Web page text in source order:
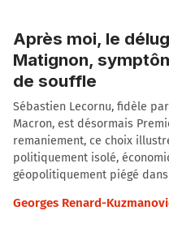
Après moi, le
Matignon,
de souffle
Sébastien Lecornu, fidèle
Macron, est désormais
remaniement, ce choix
politiquement isolé,
géopolitiquement piégé
Georges Renard-